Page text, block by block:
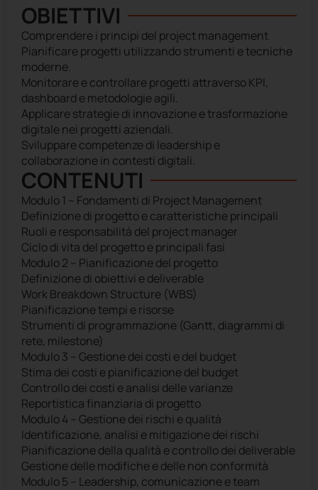
OBIETTIVI
Comprendere i principi del project management
Pianificare progetti utilizzando strumenti e tecniche
moderne.
Monitorare e controllare progetti attraverso KPI,
dashboard e metodologie agili.
Applicare strategie di innovazione e trasformazione
digitale nei progetti aziendali.
Sviluppare competenze di leadership e
collaborazione in contesti digitali.
CONTENUTI
Modulo 1 – Fondamenti di Project Management
Definizione di progetto e caratteristiche principali
Ruoli e responsabilità del project manager
Ciclo di vita del progetto e principali fasi
Modulo 2 – Pianificazione del progetto
Definizione di obiettivi e deliverable
Work Breakdown Structure (WBS)
Pianificazione tempi e risorse
Strumenti di programmazione (Gantt, diagrammi di
rete, milestone)
Modulo 3 – Gestione dei costi e del budget
Stima dei costi e pianificazione del budget
Controllo dei costi e analisi delle varianze
Reportistica finanziaria di progetto
Modulo 4 – Gestione dei rischi e qualità
Identificazione, analisi e mitigazione dei rischi
Pianificazione della qualità e controllo dei deliverable
Gestione delle modifiche e delle non conformità
Modulo 5 – Leadership, comunicazione e team